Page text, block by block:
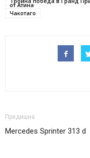
от Атина
Чакотаго
Предишна
Mercedes Sprinter 313 d